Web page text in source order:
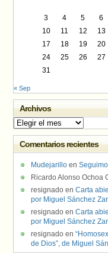
3
4 5 6
10
11 12 13
17
18 19 20
24
25 26 27
31
« Sep
Archivos
Archivos
Comentarios recientes
Mudejarillo en
Ricardo Alonso Ochoa
resignado en Carta
por Miguel Sánchez
resignado en Carta
por Miguel Sánchez
resignado en
de Dios”, de Miguel